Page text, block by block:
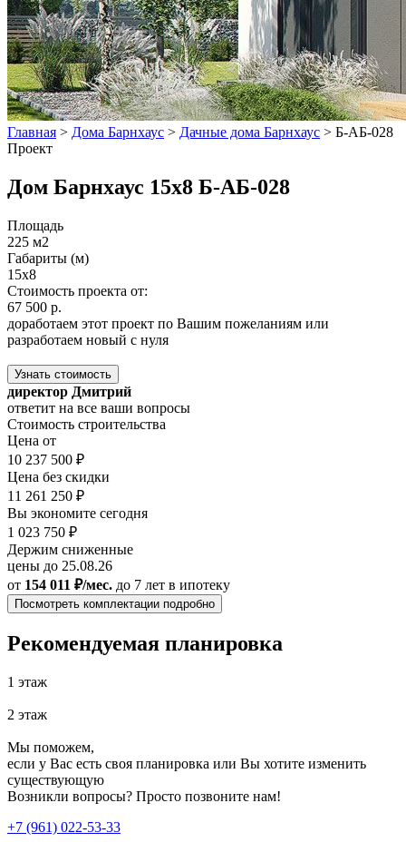
Главная > Дома Барнхаус > Дачные дома Барнхаус > Б-АБ-028
Проект
Дом Барнхаус 15x8 Б-АБ-028
Площадь
225 м2
Габариты (м)
15x8
Стоимость проекта от:
67 500 р.
доработаем этот проект по Вашим пожеланиям или
разработаем новый с нуля
Узнать стоимость
директор Дмитрий
ответит на все ваши вопросы
Стоимость строительства
Цена от
10 237 500 ₽
Цена без скидки
11 261 250 ₽
Вы экономите сегодня
1 023 750 ₽
Держим сниженные
цены до 25.08.26
от 154 011 ₽/мес. до 7 лет в ипотеку
Посмотреть комплектации подробно
Рекомендуемая планировка
1 этаж
2 этаж
Мы поможем,
если у Вас есть своя планировка или Вы хотите изменить
существующую
Возникли вопросы? Просто позвоните нам!
+7 (961) 022-53-33